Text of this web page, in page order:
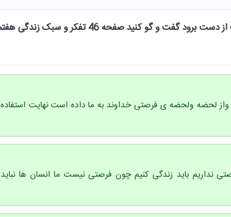
و گو کنید صفحه 46 تفکر و سبک زندگی هفتم
واز لحضه ولحضه ی فرصتی خداوند به ما داده است نهایت استفاده
نداریم باید زندگی کنیم چون فرصتی نیست ما انسان ها نباید